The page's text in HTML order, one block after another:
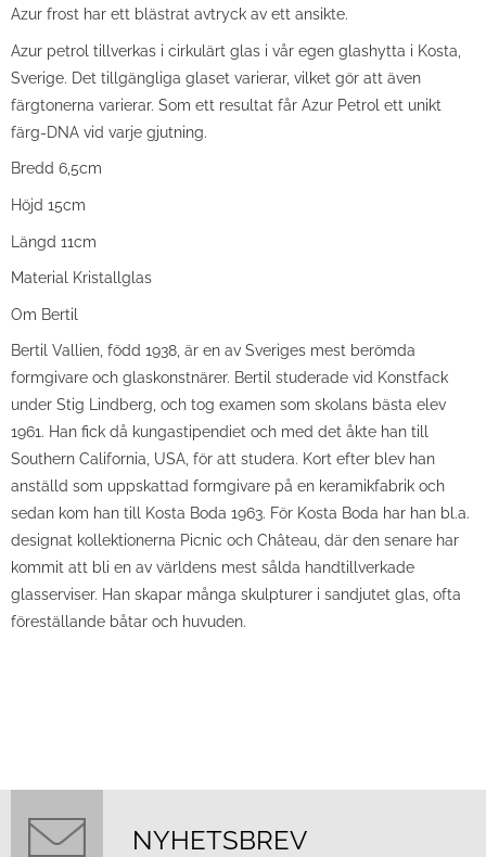
Azur frost har ett blästrat avtryck av ett ansikte.
Azur petrol tillverkas i cirkulärt glas i vår egen glashytta i Kosta,
Sverige. Det tillgängliga glaset varierar, vilket gör att även
färgtonerna varierar. Som ett resultat får Azur Petrol ett unikt
färg-DNA vid varje gjutning.
Bredd 6,5cm
Höjd 15cm
Längd 11cm
Material Kristallglas
Om Bertil
Bertil Vallien, född 1938, är en av Sveriges mest berömda
formgivare och glaskonstnärer. Bertil studerade vid Konstfack
under Stig Lindberg, och tog examen som skolans bästa elev
1961. Han fick då kungastipendiet och med det åkte han till
Southern California, USA, för att studera. Kort efter blev han
anställd som uppskattad formgivare på en keramikfabrik och
sedan kom han till Kosta Boda 1963. För Kosta Boda har han bl.a.
designat kollektionerna Picnic och Château, där den senare har
kommit att bli en av världens mest sålda handtillverkade
glasserviser. Han skapar många skulpturer i sandjutet glas, ofta
föreställande båtar och huvuden.
NYHETSBREV